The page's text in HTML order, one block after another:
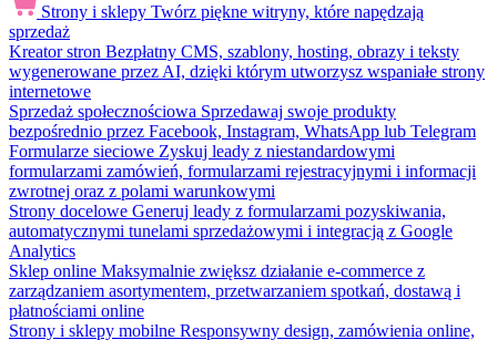
Strony i sklepy Twórz piękne witryny, które napędzają
sprzedaż
Kreator stron Bezpłatny CMS, szablony, hosting, obrazy i teksty
wygenerowane przez AI, dzięki którym utworzysz wspaniałe strony
internetowe
Sprzedaż społecznościowa Sprzedawaj swoje produkty
bezpośrednio przez Facebook, Instagram, WhatsApp lub Telegram
Formularze sieciowe Zyskuj leady z niestandardowymi
formularzami zamówień, formularzami rejestracyjnymi i informacji
zwrotnej oraz z polami warunkowymi
Strony docelowe Generuj leady z formularzami pozyskiwania,
automatycznymi tunelami sprzedażowymi i integracją z Google
Analytics
Sklep online Maksymalnie zwiększ działanie e-commerce z
zarządzaniem asortymentem, przetwarzaniem spotkań, dostawą i
płatnościami online
Strony i sklepy mobilne Responsywny design, zamówienia online,